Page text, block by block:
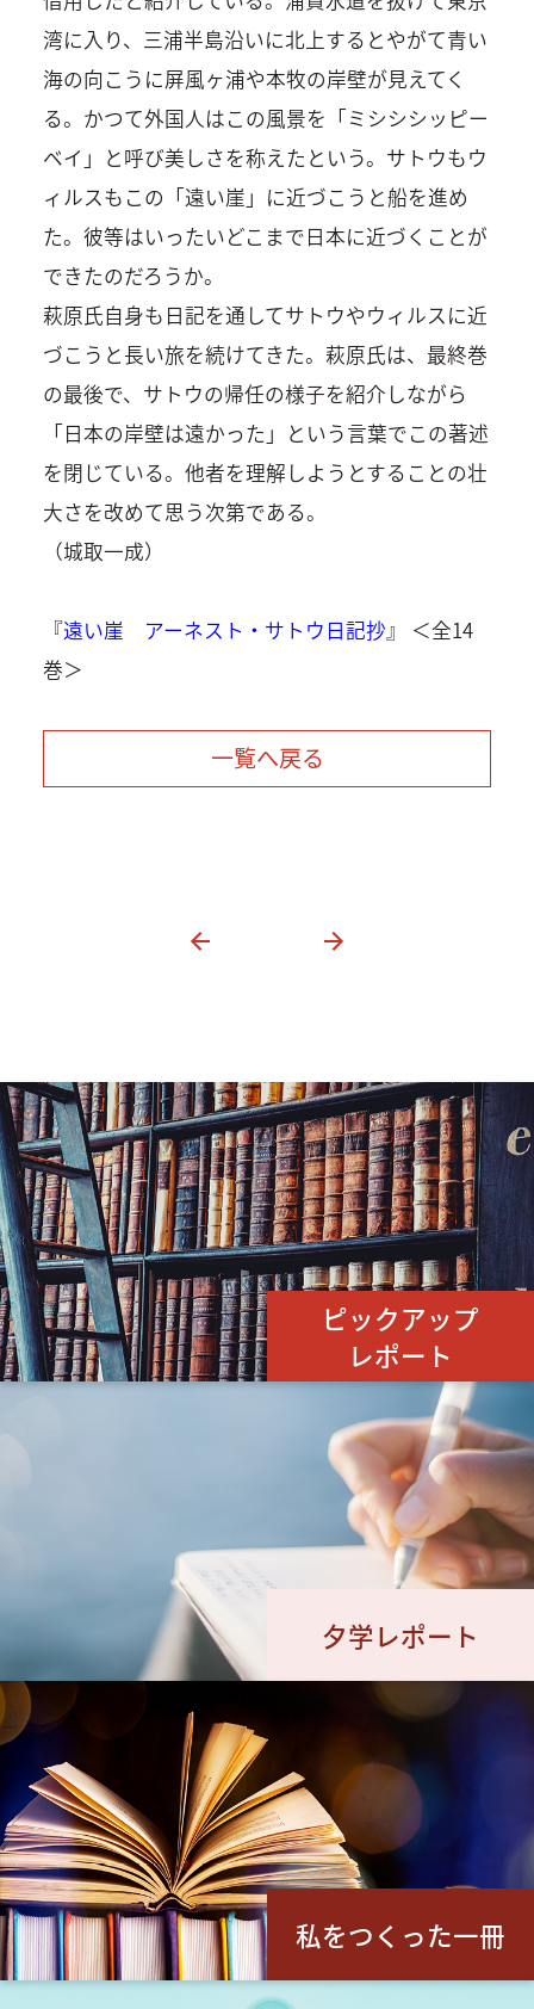
湾に入り、三浦半島沿いに北上するとやがて青い
海の向こうに屏風ヶ浦や本牧の岸壁が見えてく
る。かつて外国人はこの風景を「ミシシシッピー
ベイ」と呼び美しさを称えたという。サトウもウ
ィルスもこの「遠い崖」に近づこうと船を進め
た。彼等はいったいどこまで日本に近づくことが
できたのだろうか。
萩原氏自身も日記を通してサトウやウィルスに近
づこうと長い旅を続けてきた。萩原氏は、最終巻
の最後で、サトウの帰任の様子を紹介しながら
「日本の岸壁は遠かった」という言葉でこの著述
を閉じている。他者を理解しようとすることの壮
大さを改めて思う次第である。
（城取一成）
『遠い崖 アーネスト・サトウ日記抄』 ＜全14
巻＞
一覧へ戻る
ピックアップ
レポート
夕学レポート
私をつくった一冊